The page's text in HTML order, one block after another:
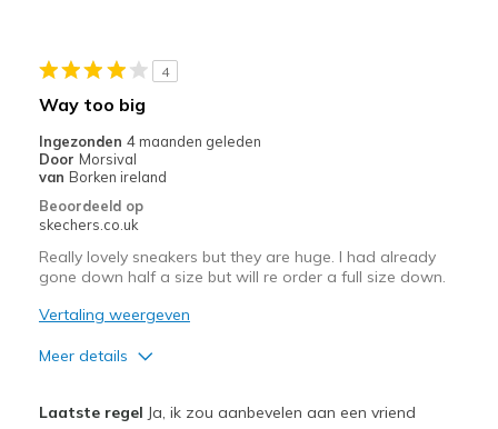
Casual Wear
Width
Sizing
View On Shoes
4
Way too big
Ingezonden 4 maanden geleden
Door Morsival
van Borken ireland
Beoordeeld op
skechers.co.uk
Really lovely sneakers but they are huge. I had already
gone down half a size but will re order a full size down.
Vertaling weergeven
Meer details
Laatste regel Ja, ik zou aanbevelen aan een vriend